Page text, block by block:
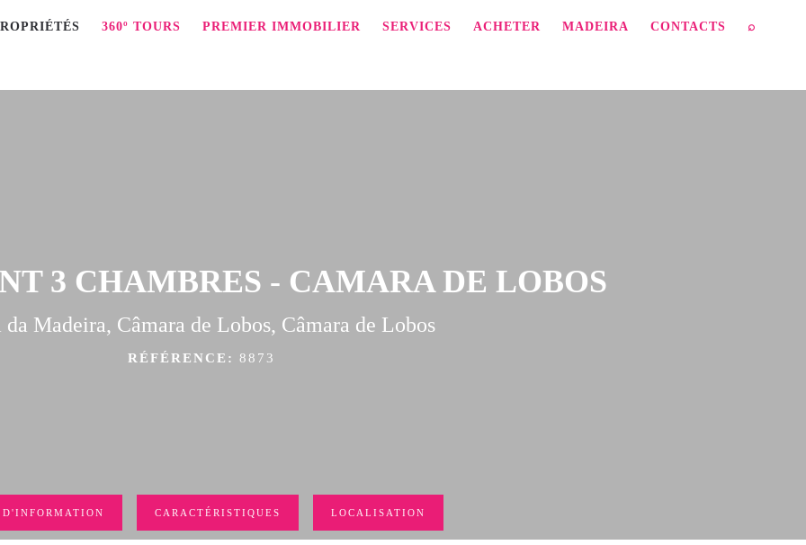
360º TOURS PREMIER IMMOBILIER SERVICES ACHETER MADEIRA CONTACTS ⌕
3 CHAMBRES - CAMARA DE LOBOS
da Madeira, Câmara de Lobos, Câmara de Lobos
RÉFÉRENCE: 8873
D'INFORMATION CARACTÉRISTIQUES LOCALISATION